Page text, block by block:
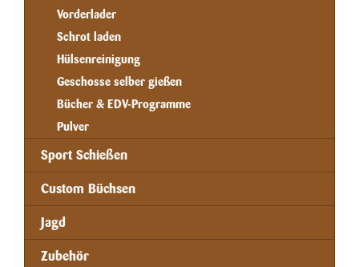
Vorderlader
Schrot laden
Hülsenreinigung
Geschosse selber gießen
Bücher & EDV-Programme
Pulver
Sport Schießen
Custom Büchsen
Jagd
Zubehör